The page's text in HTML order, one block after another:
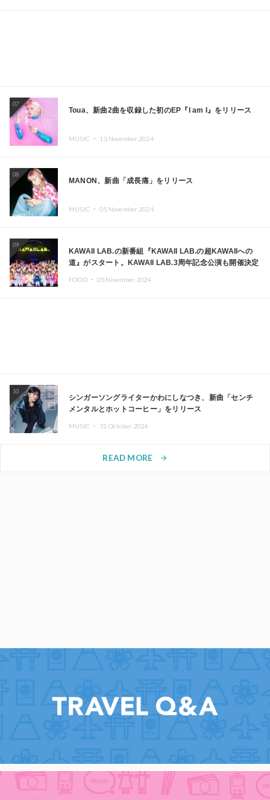
07
Toua、新曲2曲を収録した初のEP『I am I』をリリース
MUSIC ・ 13.November.2024
08
MANON、新曲「成長痛」をリリース
MUSIC ・ 05.November.2024
09
KAWAII LAB.の新番組『KAWAII LAB.の超KAWAIIへの
道』がスタート。KAWAII LAB.3周年記念公演も開催決定
FOOD ・ 05.November.2024
10
シンガーソングライターかわにしなつき、新曲「センチ
メンタルとホットコーヒー」をリリース
MUSIC ・ 31.October.2024
READ MORE arrow_forward